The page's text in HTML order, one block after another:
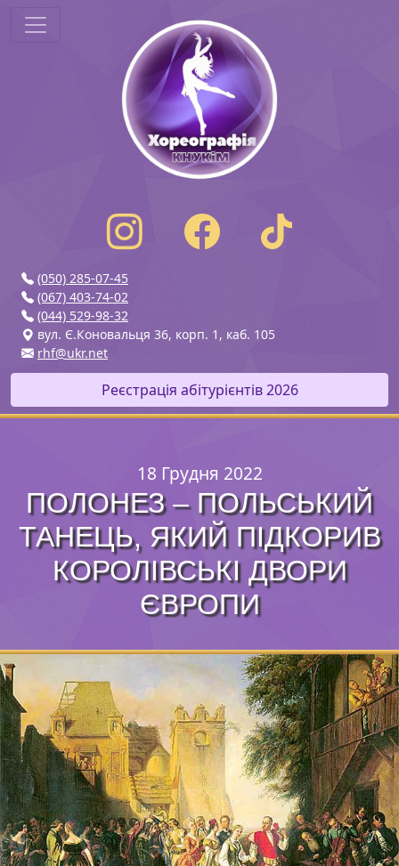
(050) 285-07-45
(067) 403-74-02
(044) 529-98-32
вул. Є.Коновальця 36, корп. 1, каб. 105
rhf@ukr.net
Реєстрація абітурієнтів 2026
18 Грудня 2022
ПОЛОНЕЗ – ПОЛЬСЬКИЙ
ТАНЕЦЬ, ЯКИЙ ПІДКОРИВ
КОРОЛІВСЬКІ ДВОРИ
ЄВРОПИ